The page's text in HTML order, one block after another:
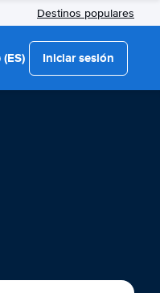
Destinos populares
(ES) Iniciar sesión